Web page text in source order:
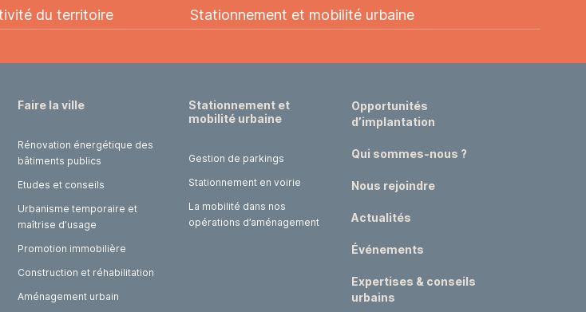
du territoire Stationnement et mobilité urbaine
Faire la ville
Rénovation énergétique des
bâtiments publics
Etudes et conseils
Urbanisme temporaire et
maîtrise d’usage
Promotion immobilière
Construction et réhabilitation
Aménagement urbain
Stationnement et
mobilité urbaine
Gestion de parkings
Stationnement en voirie
La mobilité dans nos
opérations d’aménagement
Opportunités
d’implantation
Qui sommes-nous ?
Nous rejoindre
Actualités
Événements
Expertises & conseils
urbains